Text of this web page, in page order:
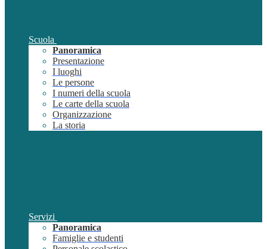
Scuola
Panoramica
Presentazione
I luoghi
Le persone
I numeri della scuola
Le carte della scuola
Organizzazione
La storia
Servizi
Panoramica
Famiglie e studenti